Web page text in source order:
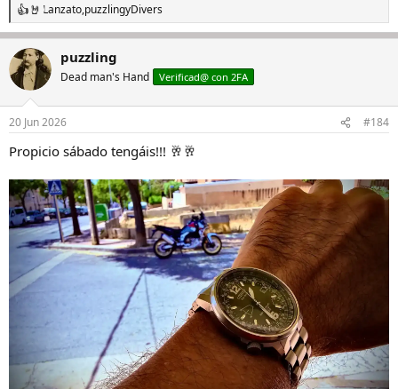
R
e
a
c
c
i
n
e
:
Lanzato,puzzlingyDivers
puzzling
Dead man's Hand Verificad@ con 2FA
20 Jun 2026 #184
Propicio sábado tengáis!!! 🥂🥂